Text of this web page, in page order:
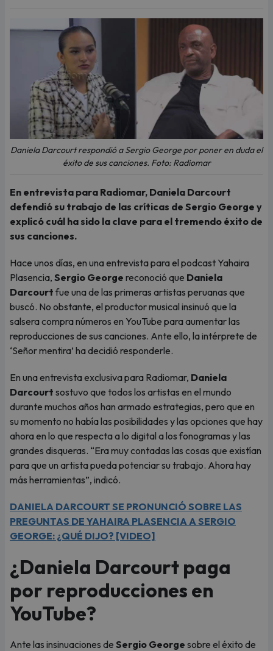
Daniela Darcourt respondió a Sergio George por poner en duda el
éxito de sus canciones. Foto: Radiomar
En entrevista para Radiomar, Daniela Darcourt
defendió su trabajo de las críticas de Sergio George y
explicó cuál ha sido la clave para el tremendo éxito de
sus canciones.
Hace unos días, en una entrevista para el podcast Yahaira
Plasencia, Sergio George reconoció que Daniela
Darcourtfue una de las primeras artistas peruanas que
buscó. No obstante, el productor musical insinuó que la
salsera compra números en YouTube para aumentar las
reproducciones de sus canciones. Ante ello, la intérprete de
‘Señor mentira’ ha decidió responderle.
En una entrevista exclusiva para Radiomar, Daniela
Darcourt sostuvo que todos los artistas en el mundo
durante muchos años han armado estrategias, pero que en
su momento no había las posibilidades y las opciones que hay
ahora en lo que respecta a lo digital a los fonogramas y las
grandes disqueras. “Era muy contadas las cosas que existían
para que un artista pueda potenciar su trabajo. Ahora hay
más herramientas”, indicó.
DANIELA DARCOURT SE PRONUNCIÓ SOBRE LAS
PREGUNTAS DE YAHAIRA PLASENCIA A SERGIO
GEORGE: ¿QUÉ DIJO? [VIDEO]
¿Daniela Darcourt paga
por reproducciones en
YouTube?
Ante las insinuaciones de Sergio George sobre el éxito de